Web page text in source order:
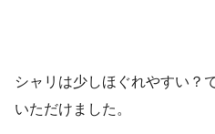
シャリは少しほぐれやすい？
いただけました。